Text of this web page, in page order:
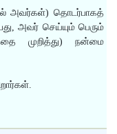
அவர்கள்) தொடர்பாகத்
அவர் செய்யும் பெரும்
முறித்து) நன்மை